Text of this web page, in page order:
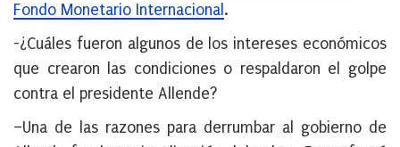
Fondo Monetario Internacional .
-¿Cuáles fueron algunos de los intereses económicos
que crearon las condiciones o respaldaron el golpe
contra el presidente Allende?
–Una de las razones para derrumbar al gobierno de